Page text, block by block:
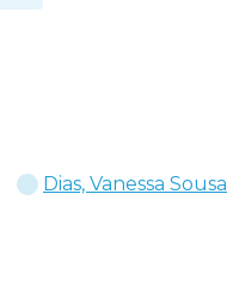
Dias, Vanessa Sousa